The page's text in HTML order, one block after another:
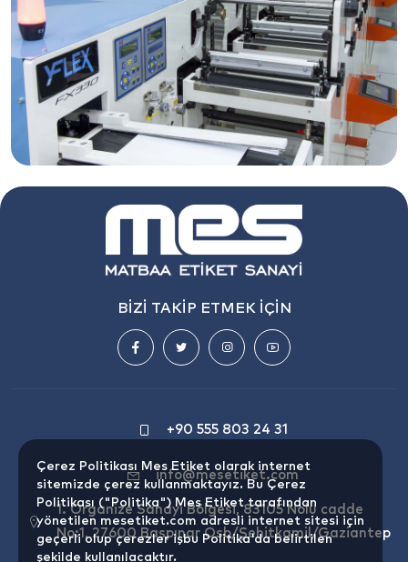
BİZİ TAKİP ETMEK İÇİN
+90 555 803 24 31
info@mesetiket.com
1. Organize Sanayi Bölgesi, 83105 Nolu cadde
No:1, 27600 Başpınar Osb/Şehitkamil/Gaziantep
Çerez Politikası Mes Etiket olarak internet
sitemizde çerez kullanmaktayız. Bu Çerez
Politikası ("Politika") Mes Etiket tarafından
yönetilen mesetiket.com adresli internet sitesi için
geçerli olup çerezler işbu Politika'da belirtilen
şekilde kullanılacaktır.